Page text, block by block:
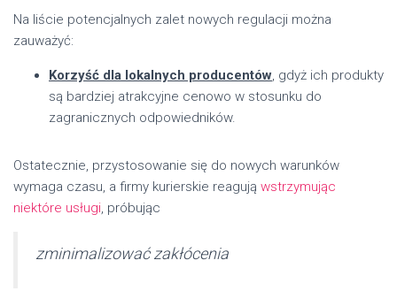
Na liście potencjalnych zalet nowych regulacji można
zauważyć:
Korzyść dla lokalnych producentów, gdyż ich produkty
są bardziej atrakcyjne cenowo w stosunku do
zagranicznych odpowiedników.
Ostatecznie, przystosowanie się do nowych warunków
wymaga czasu, a firmy kurierskie reagują wstrzymując
niektóre usługi, próbując
zminimalizować zakłócenia